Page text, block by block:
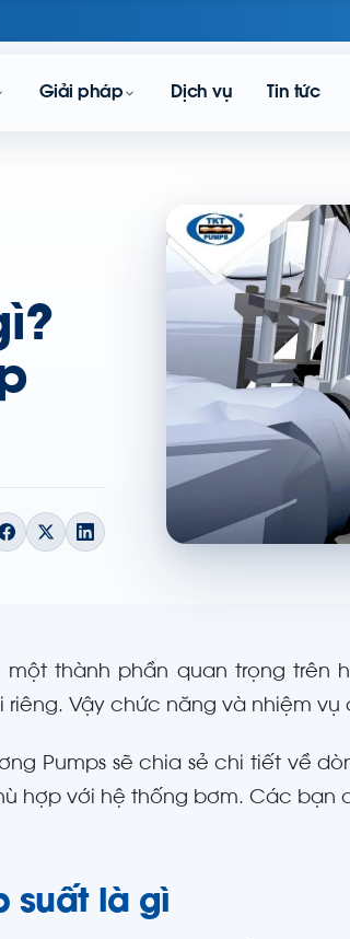
Giải pháp Dịch vụ Tin tức
thành phần quan trọng trên
Vậy chức năng và nhiệm vụ
Pumps sẽ chia sẻ chi tiết về
hợp với hệ thống bơm. Các bạn
suất là gì